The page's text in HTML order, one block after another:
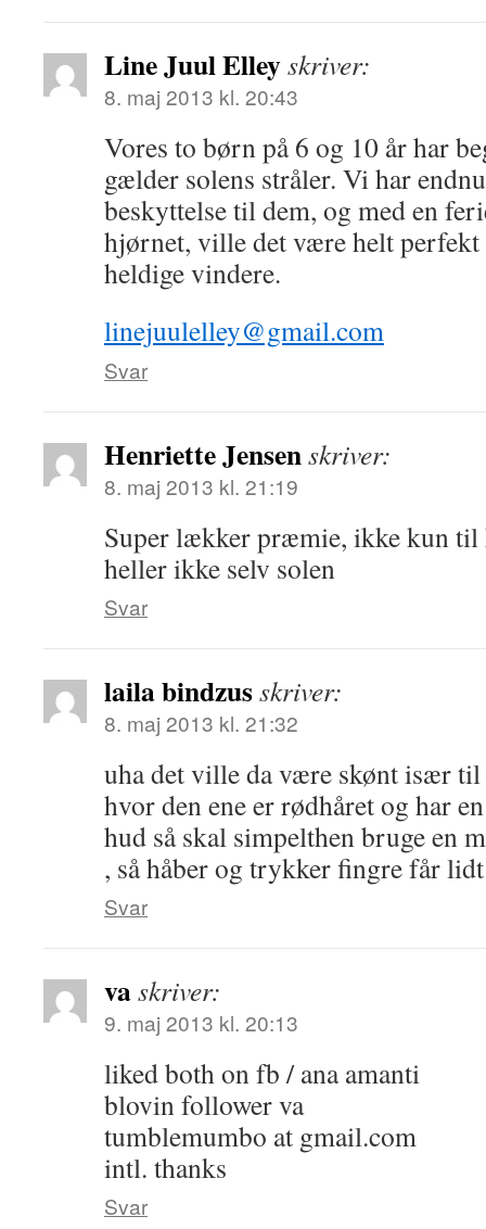
Line Juul Elleyskriver:
8. maj 2013 kl. 20:43
Vores to børn på 6 og 10 år har
gælder solens stråler. Vi har
beskyttelse til dem, og med en
hjørnet, ville det være helt perfekt
heldige vindere.
linejuulelley@gmail.com
Svar
Henriette Jensenskriver:
8. maj 2013 kl. 21:19
Super lækker præmie, ikke kun
heller ikke selv solen
Svar
laila bindzusskriver:
8. maj 2013 kl. 21:32
uha det ville da være skønt især
hvor den ene er rødhåret og har
hud så skal simpelthen bruge en
, så håber og trykker fingre får
Svar
vaskriver:
9. maj 2013 kl. 20:13
liked both on fb / ana amanti
blovin follower va
tumblemumbo at gmail.com
intl. thanks
Svar